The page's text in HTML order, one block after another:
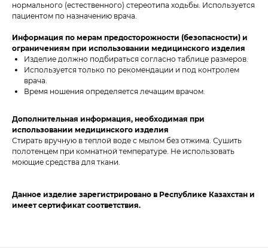
нормального (естественного) стереотипа ходьбы. Используется
пациентом по назначению врача.
Информация по мерам предосторожности (безопасности) и
ограничениям при использовании медицинского изделия
Изделие должно подбираться согласно таблице размеров.
Используется только по рекомендации и под контролем
врача.
Время ношения определяется лечащим врачом.
Дополнительная информация, необходимая при
использовании медицинского изделия
Стирать вручную в теплой воде с мылом без отжима. Сушить
полотенцем при комнатной температуре. Не использовать
моющие средства для ткани.
Данное изделие зарегистрировано в Республике Казахстан и
имеет сертификат соответствия.